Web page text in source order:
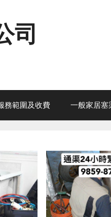
司
務範圍及收費 一般家居塞